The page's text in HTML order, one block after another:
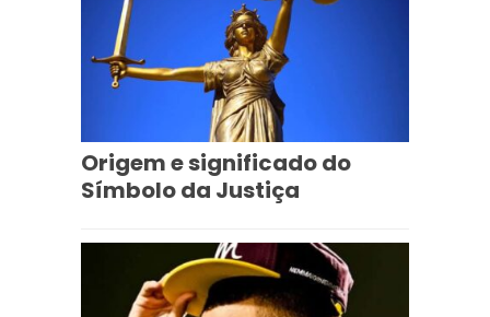
Origem e significado do
Símbolo da Justiça